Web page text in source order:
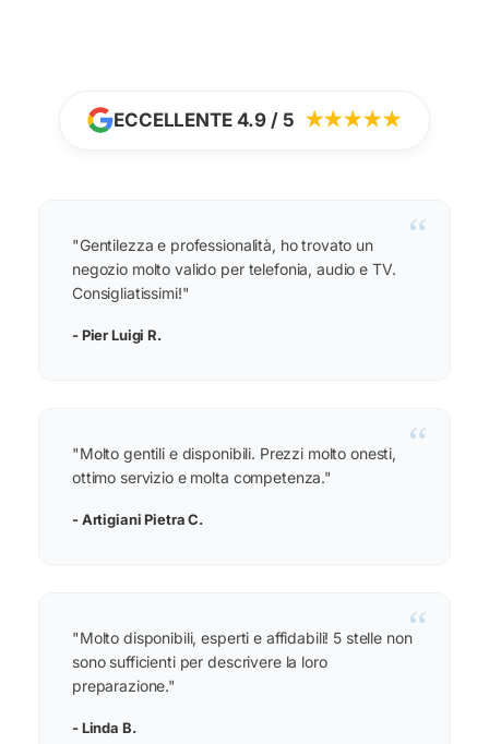
ECCELLENTE 4.9 / 5 ★★★★★
“
"Gentilezza e professionalità, ho trovato un
negozio molto valido per telefonia, audio e TV.
Consigliatissimi!"
- Pier Luigi R.
“
"Molto gentili e disponibili. Prezzi molto onesti,
ottimo servizio e molta competenza."
- Artigiani Pietra C.
“
"Molto disponibili, esperti e affidabili! 5 stelle non
sono sufficienti per descrivere la loro
preparazione."
- Linda B.